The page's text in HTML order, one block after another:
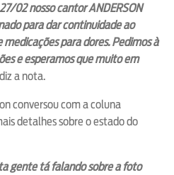
02 nosso cantor ANDERSON
para dar continuidade ao
para dores. Pedimos à
e esperamos que muito em
a nota.
conversou com a coluna
detalhes sobre o estado do
gente tá falando sobre a foto